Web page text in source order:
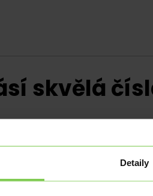
Detaily
skvělá
%, což je lepší výsledek